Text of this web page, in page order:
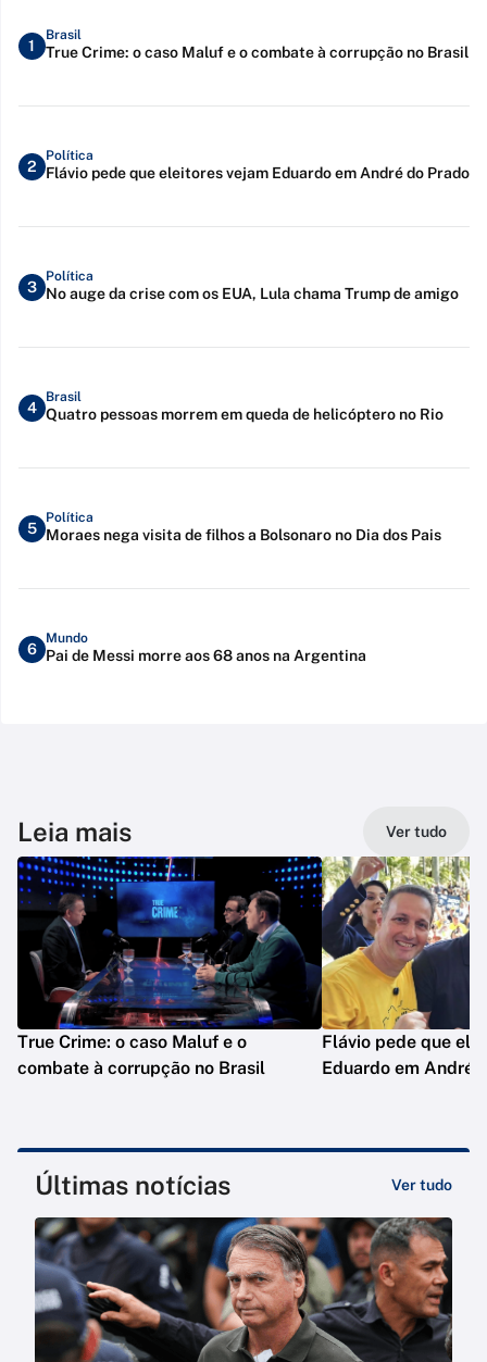
1
Brasil
True Crime: o caso Maluf e o combate à corrupção no Brasil
2
Política
Flávio pede que eleitores vejam Eduardo em André do Prado
3
Política
No auge da crise com os EUA, Lula chama Trump de amigo
4
Brasil
Quatro pessoas morrem em queda de helicóptero no Rio
5
Política
Moraes nega visita de filhos a Bolsonaro no Dia dos Pais
6
Mundo
Pai de Messi morre aos 68 anos na Argentina
Leia mais Ver tudo
True Crime: o caso Maluf e o
combate à corrupção no Brasil
Flávio pede que
Eduardo em André
Últimas notícias Ver tudo